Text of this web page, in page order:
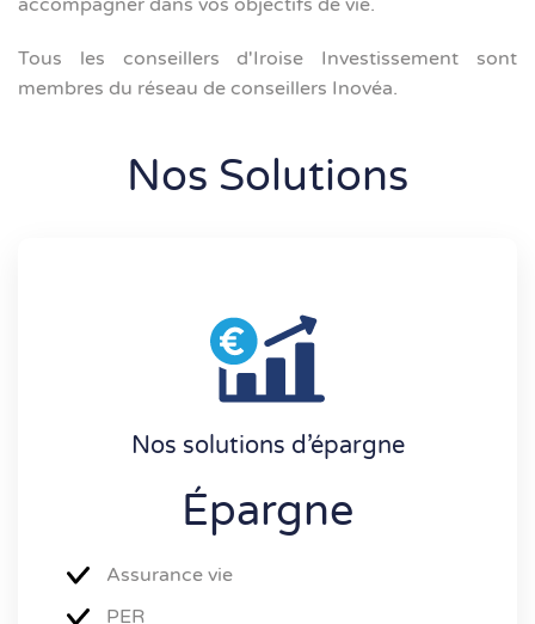
Tous les conseillers d'Iroise Investissement sont
membres du réseau de conseillers Inovéa.
Nos Solutions
Nos solutions d’épargne
Épargne
Assurance vie
PER